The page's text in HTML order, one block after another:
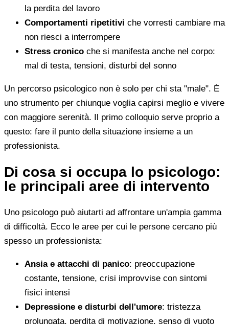
la perdita del lavoro
Comportamenti ripetitivi che vorresti cambiare ma
non riesci a interrompere
Stress cronico che si manifesta anche nel corpo:
mal di testa, tensioni, disturbi del sonno
Un percorso psicologico non è solo per chi sta "male". È
uno strumento per chiunque voglia capirsi meglio e vivere
con maggiore serenità. Il primo colloquio serve proprio a
questo: fare il punto della situazione insieme a un
professionista.
Di cosa si occupa lo psicologo:
le principali aree di intervento
Uno psicologo può aiutarti ad affrontare un'ampia gamma
di difficoltà. Ecco le aree per cui le persone cercano più
spesso un professionista:
Ansia e attacchi di panico: preoccupazione
costante, tensione, crisi improvvise con sintomi
fisici intensi
Depressione e disturbi dell'umore: tristezza
prolungata, perdita di motivazione, senso di vuoto